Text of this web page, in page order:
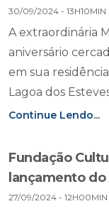
30/09/2024 - 13H10MIN
A extraordinária
aniversário
em sua
Lagoa dos
Continue Lendo...
Fundação
lançamento
27/09/2024 - 12H00MIN